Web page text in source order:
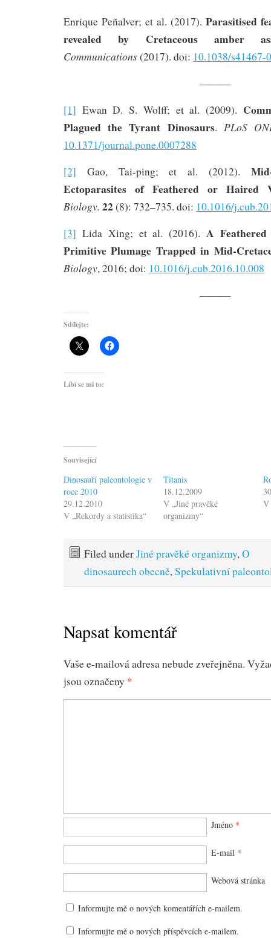
Enrique Peñalver; et al. (2017). Parasitised
revealed by Cretaceous amber
Communications(2017). doi: 10.1038/s41467-
———
[1] Ewan D. S. Wolff; et al. (2009).
Plagued the Tyrant Dinosaurs. PLoS
10.1371/journal.pone.0007288
[2] Gao, Tai-ping; et al. (2012).
Ectoparasites of Feathered or Haired
Biology. 22(8): 732–735. doi: 10.1016/
[3] Lida Xing; et al. (2016).A
Primitive Plumage Trapped in Mid-
Biology, 2016; doi: 10.1016/j.cub.2016.10.008
———
Sdílejte:
Líbí se mi to:
Související
Dinosauří paleontologie v
roce 2010
29.12.2010
V „Rekordy a statistika“
Titanis
18.12.2009
V „Jiné pravěké
organizmy“
V
Filed underJiné pravěké organizmy,O
dinosaurech obecně,Spekulativní
Napsat komentář
Vaše e-mailová adresa nebude zveřejněna.
jsou označeny *
Jméno *
E-mail *
Webová stránka
Informujte mě o nových komentářích e-mailem.
Informujte mě o nových příspěvcích e-mailem.